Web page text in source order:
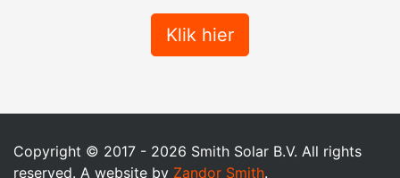
Klik hier
Copyright © 2017 - 2026 Smith Solar B.V. All rights
reserved. A website by Zandor Smith.